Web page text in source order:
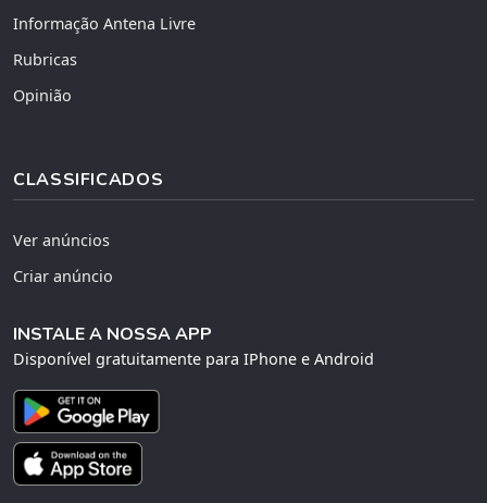
Informação Antena Livre
Rubricas
Opinião
CLASSIFICADOS
Ver anúncios
Criar anúncio
INSTALE A NOSSA APP
Disponível gratuitamente para IPhone e Android